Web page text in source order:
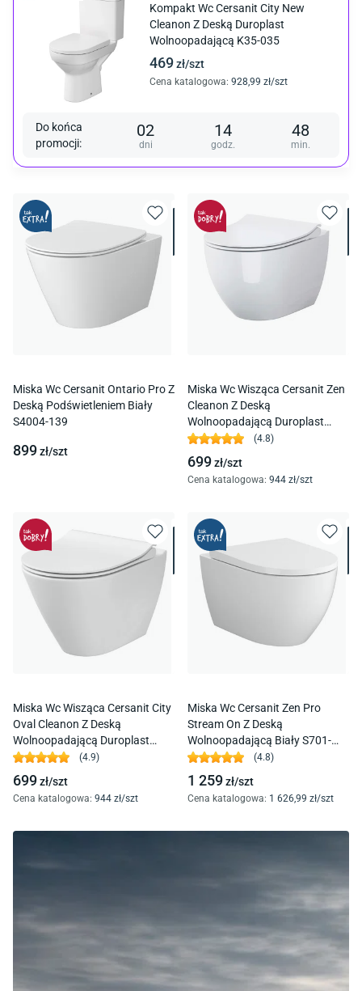
Kompakt Wc Cersanit City New
Cleanon Z Deską Duroplast
Wolnoopadającą K35-035
469 zł/szt
Cena katalogowa: 928 ,99 zł/szt
Do końca
promocji:
02
dni
14
godz.
48
min.
Miska Wc Cersanit Ontario Pro Z
Deską Podświetleniem Biały
S4004-139
899zł/szt
Miska Wc Wisząca Cersanit Zen
Cleanon Z Deską
Wolnoopadającą Duroplast
S701-428
(4.8)
699zł/szt
Cena katalogowa: 944 zł/szt
Miska Wc Wisząca Cersanit City
Oval Cleanon Z Deską
Wolnoopadającą Duroplast
K701-104
(4.9)
699zł/szt
Cena katalogowa: 944 zł/szt
Miska Wc Cersanit Zen Pro
Stream On Z Deską
Wolnoopadającą Biały S701-
719
(4.8)
1 259zł/szt
Cena katalogowa: 1 626,99 zł/szt